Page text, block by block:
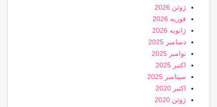
ژوئن 2026
فوریه 2026
ژانویه 2026
دسامبر 2025
نوامبر 2025
اکتبر 2025
سپتامبر 2025
اکتبر 2020
ژوئن 2020